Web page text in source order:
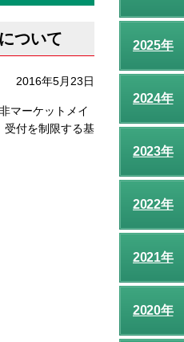
ついて
2016年5月23日
マーケットメイ
受付を制限する基
2025年
2024年
2023年
2022年
2021年
2020年